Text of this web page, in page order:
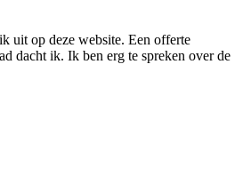
uit op deze website. Een offerte
dacht ik. Ik ben erg te spreken over de